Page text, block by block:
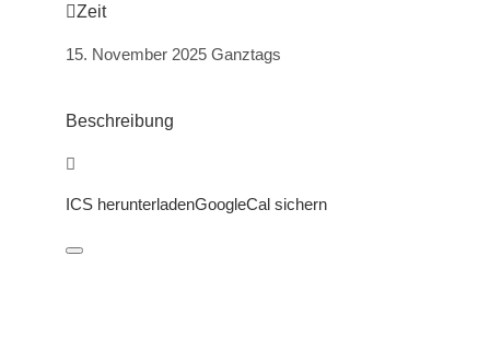
Zeit
15. November 2025 Ganztags
Beschreibung
ICS herunterladenGoogleCal sichern